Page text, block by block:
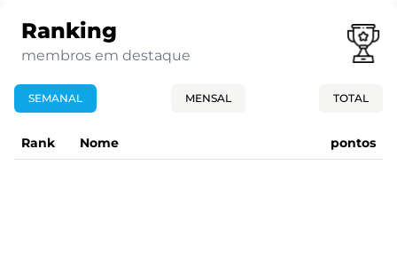
Ranking
membros em destaque
SEMANAL MENSAL TOTAL
Rank Nome pontos